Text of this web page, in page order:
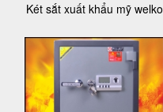
Két sắt xuất khẩu mỹ welko